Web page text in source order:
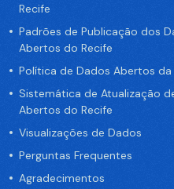
Recife
Padrões de Publicação dos
Abertos do Recife
Política de Dados Abertos
Sistemática de Atualização
Abertos do Recife
Visualizações de Dados
Perguntas Frequentes
Agradecimentos